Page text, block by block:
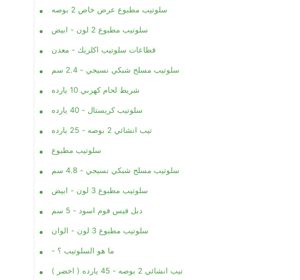
سلوتيب مطبوع عرض خاص 2 بوصه
سلوتيب مطبوع 2 لون - ابيض
قطاعات سلوتيب اكلريك - معدن
سلوتيب مسلح شبكي نسيجي - 2.4 سم
شريط لحام كهربي 10 يارده
سلوتيب كريستال - 40 يارده
تيب انشائي 2 بوصه - 25 يارده
سلوتيب مطبوع
سلوتيب مسلح شبكي نسيجي - 4.8 سم
سلوتيب مطبوع 3 لون - ابيض
دبل فيس فوم اسود - 5 سم
سلوتيب مطبوع 3 لون - الوان
- ما هو السلوتيب ؟
تيب انشائي 2 بوصه - 45 يارده ( اخضر )